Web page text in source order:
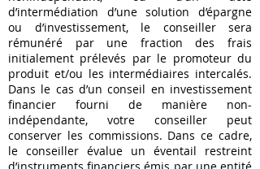
d’intermédiation d’une solution d’épargne
ou d’investissement, le conseiller sera
rémunéré par une fraction des frais
initialement prélevés par le promoteur du
produit et/ou les intermédiaires intercalés.
Dans le cas d’un conseil en investissement
financier fourni de manière non-
indépendante, votre conseiller peut
conserver les commissions. Dans ce cadre,
le conseiller évalue un éventail restreint